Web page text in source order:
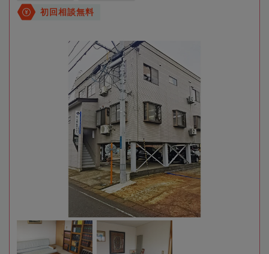
初回相談無料